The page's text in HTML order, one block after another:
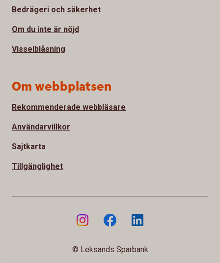
Bedrägeri och säkerhet
Om du inte är nöjd
Visselblåsning
Om webbplatsen
Rekommenderade webbläsare
Användarvillkor
Sajtkarta
Tillgänglighet
© Leksands Sparbank